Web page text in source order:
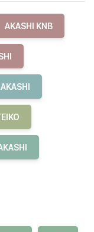
AKASHI KNB